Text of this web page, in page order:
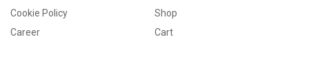
Cookie Policy
Career
Shop
Cart